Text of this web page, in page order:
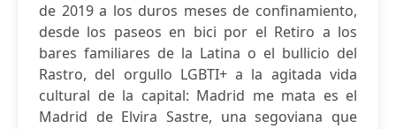
de 2019 a los duros meses de confinamiento,
desde los paseos en bici por el Retiro a los
bares familiares de la Latina o el bullicio del
Rastro, del orgullo LGBTI+ a la agitada vida
cultural de la capital: Madrid me mata es el
Madrid de Elvira Sastre, una segoviana que